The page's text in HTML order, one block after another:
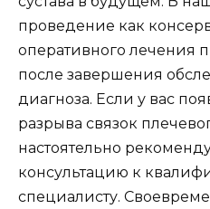
проведение как
оперативного лечения
после завершения
диагноза. Если у вас
разрыва связок
настоятельно
консультацию к
специалисту.